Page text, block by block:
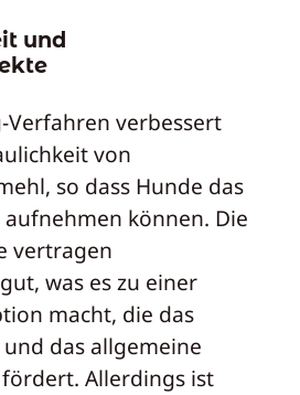
und
Verfahren verbessert
von
so dass Hunde das
können. Die
vertragen
was es zu einer
macht, die das
das allgemeine
Allerdings ist